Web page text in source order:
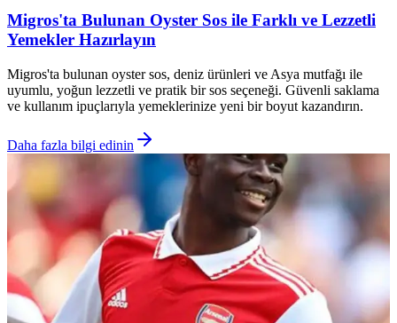
Migros'ta Bulunan Oyster Sos ile Farklı ve Lezzetli
Yemekler Hazırlayın
Migros'ta bulunan oyster sos, deniz ürünleri ve Asya mutfağı ile
uyumlu, yoğun lezzetli ve pratik bir sos seçeneği. Güvenli saklama
ve kullanım ipuçlarıyla yemeklerinize yeni bir boyut kazandırın.
Daha fazla bilgi edinin